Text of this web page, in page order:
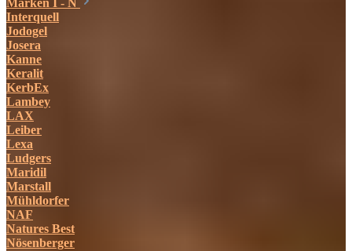
Marken I - N
Interquell
Jodogel
Josera
Kanne
Keralit
KerbEx
Lambey
LAX
Leiber
Lexa
Ludgers
Maridil
Marstall
Mühldorfer
NAF
Natures Best
Nösenberger